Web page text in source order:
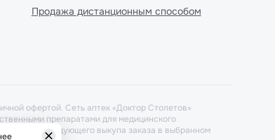
Продажа дистанционным способом
офертой. Сеть аптек «Доктор Столетов»
препаратами для медицинского
последующего выкупа заказа в выбранном